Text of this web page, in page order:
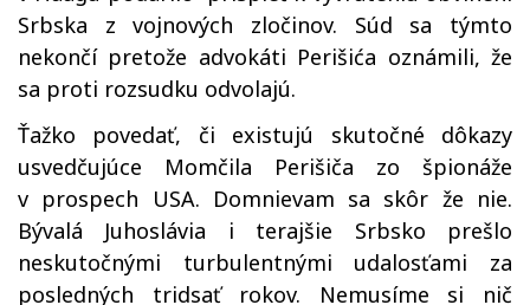
Srbska z vojnových zločinov. Súd sa týmto
nekončí pretože advokáti Perišića oznámili, že
sa proti rozsudku odvolajú.
Ťažko povedať, či existujú skutočné dôkazy
usvedčujúce Momčila Perišiča zo špionáže
v prospech USA. Domnievam sa skôr že nie.
Bývalá Juhoslávia i terajšie Srbsko prešlo
neskutočnými turbulentnými udalosťami za
posledných tridsať rokov. Nemusíme si nič